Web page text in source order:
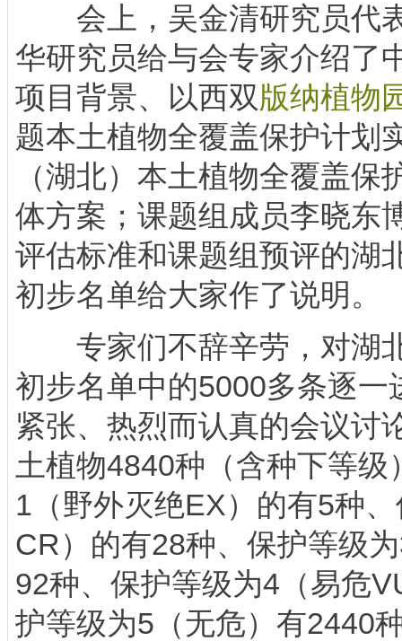
会上，吴金清研究员代
华研究员给与会专家介绍了
项目背景、以西双版纳植物
题本土植物全覆盖保护计划
（湖北）本土植物全覆盖保
体方案；课题组成员李晓东
评估标准和课题组预评的湖
初步名单给大家作了说明。
专家们不辞辛劳，对湖
初步名单中的5000多条逐一
紧张、热烈而认真的会议讨
土植物4840种（含种下等
1（野外灭绝EX）的有5种
CR）的有28种、保护等级
92种、保护等级为4（易危
护等级为5（无危）有2440